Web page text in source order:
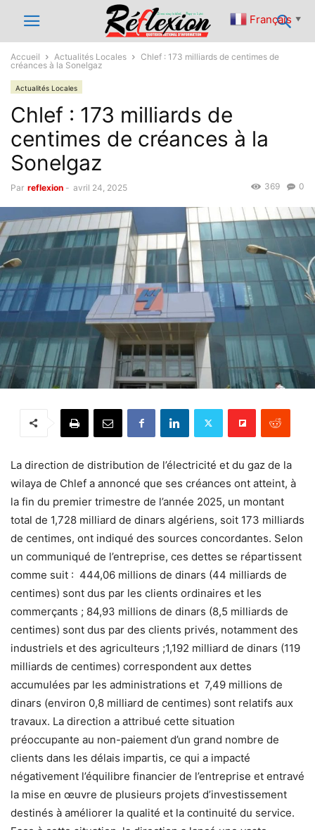
Accueil Actualités Locales
Chlef : 173 milliards de centimes de
créances à la Sonelgaz
Actualités Locales
Chlef : 173 milliards de
centimes de créances à la
Sonelgaz
Par reflexion - avril 24, 2025 0
369
La direction de distribution de l’électricité et du gaz de la
wilaya de Chlef a annoncé que ses créances ont atteint, à
la fin du premier trimestre de l’année 2025, un montant
total de 1,728 milliard de dinars algériens, soit 173 milliards
de centimes, ont indiqué des sources concordantes. Selon
un communiqué de l’entreprise, ces dettes se répartissent
comme suit : 444,06 millions de dinars (44 milliards de
centimes) sont dus par les clients ordinaires et les
commerçants ; 84,93 millions de dinars (8,5 milliards de
centimes) sont dus par des clients privés, notamment des
industriels et des agriculteurs ;1,192 milliard de dinars (119
milliards de centimes) correspondent aux dettes
accumulées par les administrations et 7,49 millions de
dinars (environ 0,8 milliard de centimes) sont relatifs aux
travaux. La direction a attribué cette situation
préoccupante au non-paiement d’un grand nombre de
clients dans les délais impartis, ce qui a impacté
négativement l’équilibre financier de l’entreprise et entravé
la mise en œuvre de plusieurs projets d’investissement
destinés à améliorer la qualité et la continuité du service.
Français ▼